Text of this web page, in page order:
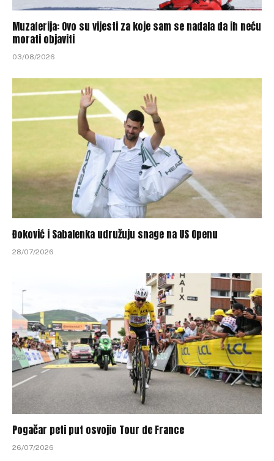
Muzaferija: Ovo su vijesti za koje sam se nadala da ih neću
morati objaviti
03/08/2026
Đoković i Sabalenka udružuju snage na US Openu
28/07/2026
Pogačar peti put osvojio Tour de France
26/07/2026